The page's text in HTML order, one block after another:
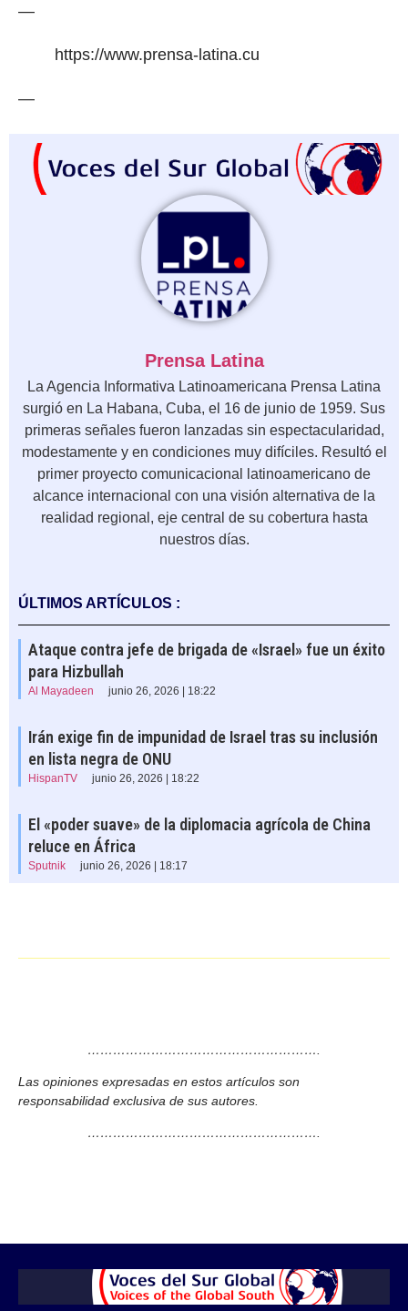
—
https://www.prensa-latina.cu
—
Prensa Latina
La Agencia Informativa Latinoamericana Prensa Latina
surgió en La Habana, Cuba, el 16 de junio de 1959. Sus
primeras señales fueron lanzadas sin espectacularidad,
modestamente y en condiciones muy difíciles. Resultó el
primer proyecto comunicacional latinoamericano de
alcance internacional con una visión alternativa de la
realidad regional, eje central de su cobertura hasta
nuestros días.
ÚLTIMOS ARTÍCULOS :
Ataque contra jefe de brigada de «Israel» fue un éxito
para Hizbullah
Al Mayadeen junio 26, 2026 | 18:22
Irán exige fin de impunidad de Israel tras su inclusión
en lista negra de ONU
HispanTV junio 26, 2026 | 18:22
El «poder suave» de la diplomacia agrícola de China
reluce en África
Sputnik junio 26, 2026 | 18:17
……………………………………………….
Las opiniones expresadas en estos artículos son
responsabilidad exclusiva de sus autores.
……………………………………………….